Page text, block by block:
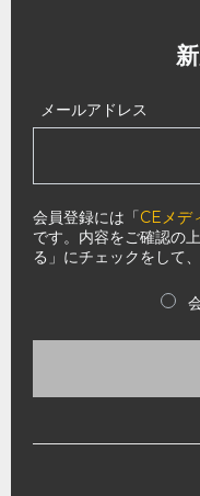
メールアドレス
会員登録には「CEメデ
です。内容をご確認の
る」にチェックをして